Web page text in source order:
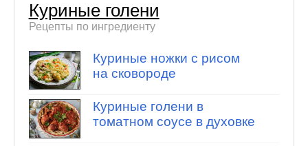
Куриные голени
Рецепты по ингредиенту
Куриные ножки с рисом
на сковороде
Куриные голени в
томатном соусе в духовке